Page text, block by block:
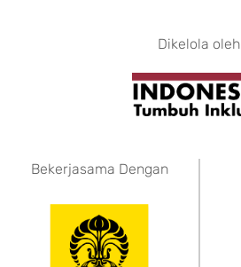
Dikelola oleh
Bekerjasama Dengan